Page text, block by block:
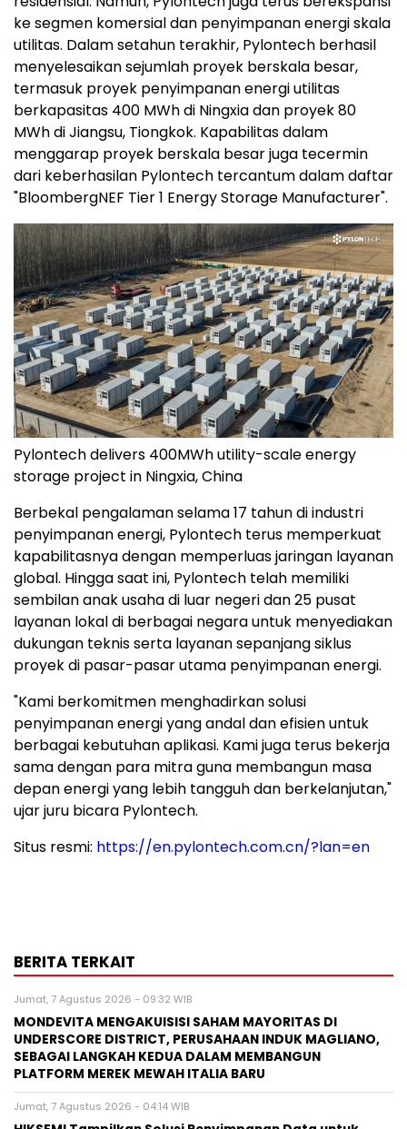
ke segmen komersial dan penyimpanan energi skala
utilitas. Dalam setahun terakhir, Pylontech berhasil
menyelesaikan sejumlah proyek berskala besar,
termasuk proyek penyimpanan energi utilitas
berkapasitas 400 MWh di Ningxia dan proyek 80
MWh di Jiangsu, Tiongkok. Kapabilitas dalam
menggarap proyek berskala besar juga tecermin
dari keberhasilan Pylontech tercantum dalam daftar
"BloombergNEF Tier 1 Energy Storage Manufacturer".
Pylontech delivers 400MWh utility-scale energy
storage project in Ningxia, China
Berbekal pengalaman selama 17 tahun di industri
penyimpanan energi, Pylontech terus memperkuat
kapabilitasnya dengan memperluas jaringan layanan
global. Hingga saat ini, Pylontech telah memiliki
sembilan anak usaha di luar negeri dan 25 pusat
layanan lokal di berbagai negara untuk menyediakan
dukungan teknis serta layanan sepanjang siklus
proyek di pasar-pasar utama penyimpanan energi.
"Kami berkomitmen menghadirkan solusi
penyimpanan energi yang andal dan efisien untuk
berbagai kebutuhan aplikasi. Kami juga terus bekerja
sama dengan para mitra guna membangun masa
depan energi yang lebih tangguh dan berkelanjutan,"
ujar juru bicara Pylontech.
Situs resmi: https://en.pylontech.com.cn/?lan=en
BERITA TERKAIT
Jumat, 7 Agustus 2026 - 09:32 WIB
MONDEVITA MENGAKUISISI SAHAM MAYORITAS DI
UNDERSCORE DISTRICT, PERUSAHAAN INDUK MAGLIANO,
SEBAGAI LANGKAH KEDUA DALAM MEMBANGUN
PLATFORM MEREK MEWAH ITALIA BARU
Jumat, 7 Agustus 2026 - 04:14 WIB